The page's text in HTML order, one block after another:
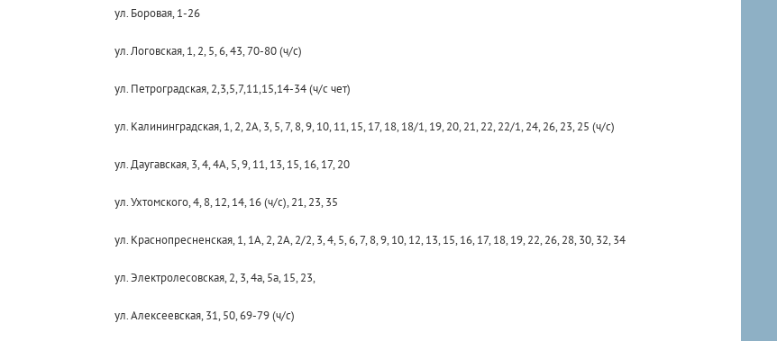
ул. Боровая, 1-26
ул. Логовская, 1, 2, 5, 6, 43, 70-80 (ч/с)
ул. Петроградская, 2,3,5,7,11,15,14-34 (ч/с чет)
ул. Калининградская, 1, 2, 2A, 3, 5, 7, 8, 9, 10, 11, 15, 17, 18, 18/1, 19, 20, 21, 22, 22/1, 24, 26, 23, 25 (ч/с)
ул. Даугавская, 3, 4, 4А, 5, 9, 11, 13, 15, 16, 17, 20
ул. Ухтомского, 4, 8, 12, 14, 16 (ч/c), 21, 23, 35
ул. Краснопресненская, 1, 1А, 2, 2А, 2/2, 3, 4, 5, 6, 7, 8, 9, 10, 12, 13, 15, 16, 17, 18, 19, 22, 26, 28, 30, 32, 34
ул. Электролесовская, 2, 3, 4а, 5а, 15, 23,
ул. Алексеевская, 31, 50, 69-79 (ч/с)